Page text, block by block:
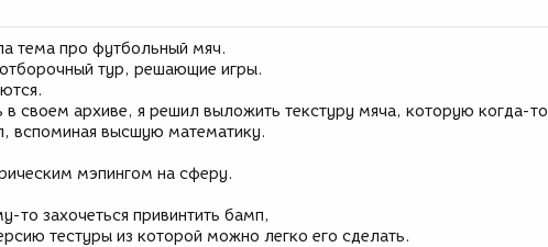
тема про футбольный мяч.
тур, решающие игры.
своем архиве, я решил выложить текстуру мяча, которую когда-то
вспоминая высшую математику.
мэпингом на сферу.
то захочеться привинтить бамп,
тестуры из которой можно легко его сделать.